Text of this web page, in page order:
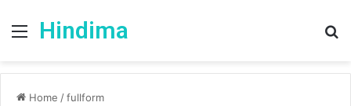
Menu
Hindima
Home /fullform